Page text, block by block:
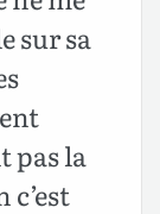
sur sa
pas la